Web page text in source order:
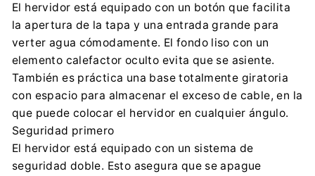
El hervidor está equipado con un botón que facilita
la apertura de la tapa y una entrada grande para
verter agua cómodamente. El fondo liso con un
elemento calefactor oculto evita que se asiente.
También es práctica una base totalmente giratoria
con espacio para almacenar el exceso de cable, en la
que puede colocar el hervidor en cualquier ángulo.
Seguridad primero
El hervidor está equipado con un sistema de
seguridad doble. Esto asegura que se apague